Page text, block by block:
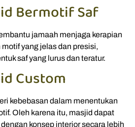
Bermotif Saf
jamaah menjaga kerapian
yang jelas dan presisi,
saf yang lurus dan teratur.
Custom
kebebasan dalam menentukan
Oleh karena itu, masjid dapat
konsep interior secara lebih